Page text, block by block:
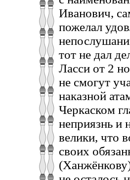
Иванович,
пожелал
тот не дал
Ласси от 2
не смогут
наказной
Черкаском
неприязнь и
велики, что
своих